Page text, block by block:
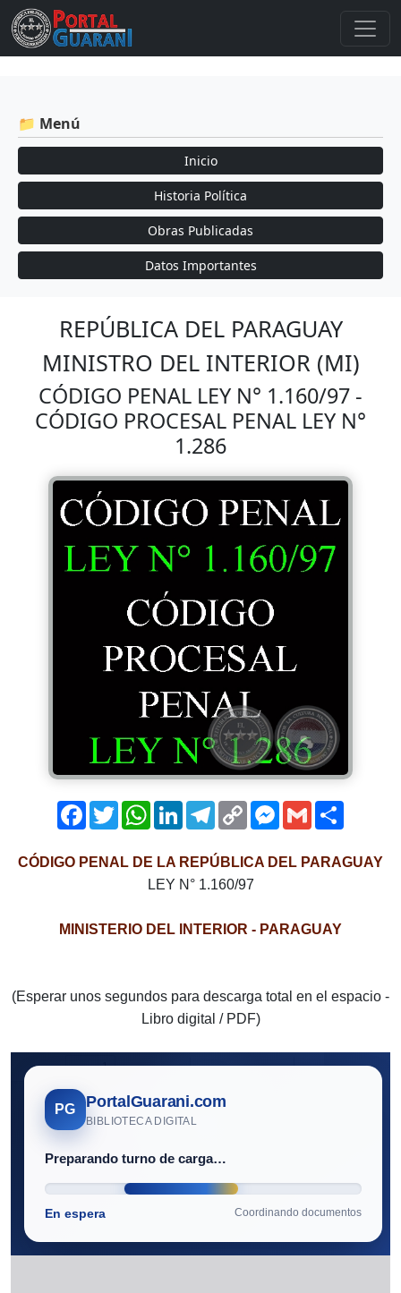
📁 Menú
Inicio
Historia Política
Obras Publicadas
Datos Importantes
REPÚBLICA DEL PARAGUAY
MINISTRO DEL INTERIOR (MI)
CÓDIGO PENAL LEY N° 1.160/97 -
CÓDIGO PROCESAL PENAL LEY N°
1.286
Facebook
TwitterWhatsApp
LinkedInTelegram
Copy
Link
Messenger
Gmail
CÓDIGO PENAL DE LA REPÚBLICA DEL PARAGUAY
LEY N° 1.160/97
MINISTERIO DEL INTERIOR - PARAGUAY
(Esperar unos segundos para descarga total en el espacio -
Libro digital / PDF)